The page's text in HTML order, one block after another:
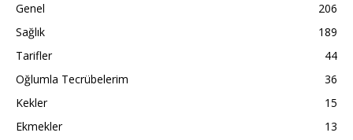
Genel
206
Sağlık
189
Tarifler
44
Oğlumla Tecrübelerim
36
Kekler
15
Ekmekler
13